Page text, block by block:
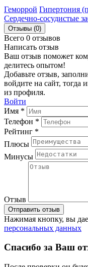
Геморрой Гипертония
Сердечно-сосудистые
Отзывы (0)
Всего 0 отзывов
Написать отзыв
Ваш отзыв поможет
делитесь опытом!
Добавьте отзыв,
войдите на сайт, тогда
из профиля.
Войти
Имя *
Телефон *
Рейтинг *
Плюсы
Минусы
Отзыв
Отправить отзыв
Нажимая кнопку, вы
персональных данных
Спасибо за Ваш